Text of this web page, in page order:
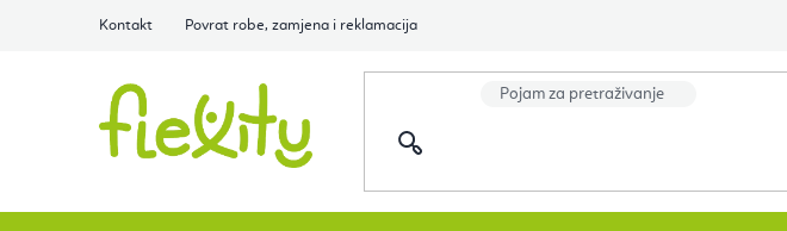
Kontakt Povrat robe, zamjena i reklamacija